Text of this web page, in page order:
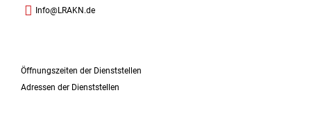
Info@LRAKN.de
Öffnungszeiten der Dienststellen
Adressen der Dienststellen